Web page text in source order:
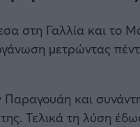
στη Γαλλία και το
μετρώντας
και
Τελικά τη λύση